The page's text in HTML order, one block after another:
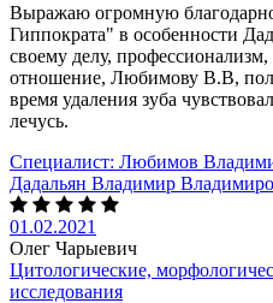
Выражаю огромную
Гиппократа" в особенности
своему делу,
отношение, Любимову В.В,
время удаления зуба
лечусь.
Специалист: Любимов
Дадальян Владимир
01.02.2021
Олег Чарыевич
Цитологические,
исследования